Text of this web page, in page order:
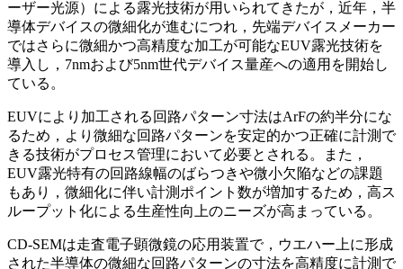
ーザー光源）による露光技術が用いられてきたが，近年，半
導体デバイスの微細化が進むにつれ，先端デバイスメーカー
ではさらに微細かつ高精度な加工が可能なEUV露光技術を
導入し，7nmおよび5nm世代デバイス量産への適用を開始し
ている。
EUVにより加工される回路パターン寸法はArFの約半分にな
るため，より微細な回路パターンを安定的かつ正確に計測で
きる技術がプロセス管理において必要とされる。また，
EUV露光特有の回路線幅のばらつきや微小欠陥などの課題
もあり，微細化に伴い計測ポイント数が増加するため，高ス
ループット化による生産性向上のニーズが高まっている。
CD-SEMは走査電子顕微鏡の応用装置で，ウエハー上に形成
された半導体の微細な回路パターンの寸法を高精度に計測で